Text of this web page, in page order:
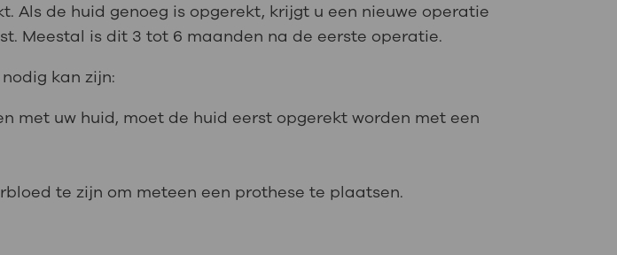
Als de huid genoeg is opgerekt, krijgt u een nieuwe operatie
Meestal is dit 3 tot 6 maanden na de eerste operatie.
kan zijn:
met uw huid, moet de huid eerst opgerekt worden met een
te zijn om meteen een prothese te plaatsen.